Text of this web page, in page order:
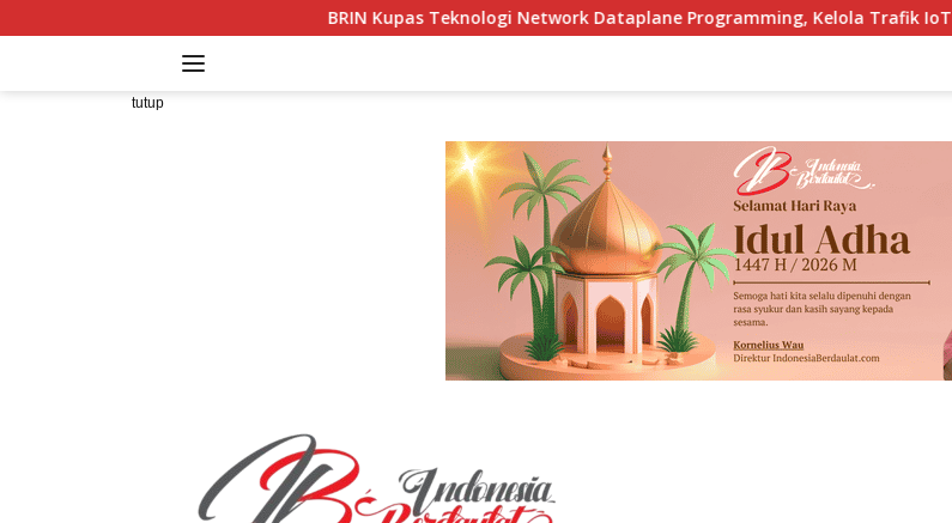
ke
BRIN Kupas Teknologi Network Dataplane Programming, Kelola Trafik IoT Lebih Cerdas dan Adaptif
tutup